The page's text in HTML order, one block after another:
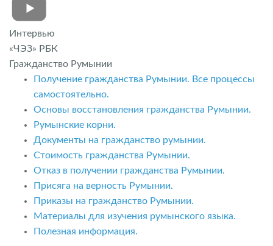
Интервью
«ЧЭЗ» РБК
Гражданство Румынии
Получение гражданства Румынии. Все процессы
самостоятельно.
Основы восстановления гражданства Румынии.
Румынские корни.
Документы на гражданство румынии.
Стоимость гражданства Румынии.
Отказ в получении гражданства Румынии.
Присяга на верность Румынии.
Приказы на гражданство Румынии.
Материалы для изучения румынского языка.
Полезная информация.